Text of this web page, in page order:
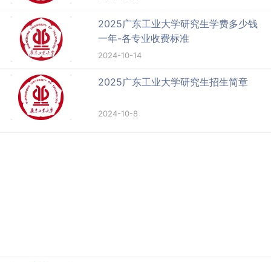
2025广东工业大学研究生学费多少钱
一年-各专业收费标准
2024-10-14
2025广东工业大学研究生招生简章
2024-10-8